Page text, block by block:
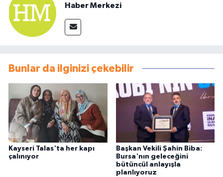
Haber Merkezi
Bunlar da ilginizi çekebilir
Kayseri Talas'ta her kapı
çalınıyor
Başkan Vekili Şahin Biba:
Bursa'nın geleceğini
bütüncül anlayışla
planlıyoruz